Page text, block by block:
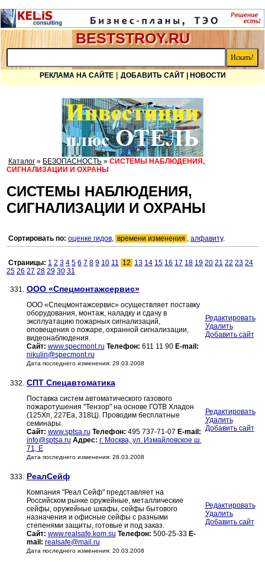
BESTSTROY.RU
РЕКЛАМА НА САЙТЕ| ДОБАВИТЬ САЙТ | НОВОСТИ
Каталог » БЕЗОПАСНОСТЬ » СИСТЕМЫ НАБЛЮДЕНИЯ,
СИГНАЛИЗАЦИИ И ОХРАНЫ
СИСТЕМЫ НАБЛЮДЕНИЯ,
СИГНАЛИЗАЦИИ И ОХРАНЫ
Сортировать по: оценке гидов, времени изменения , алфавиту.
Страницы: 1 2 3 4 5 6 7 8 9 10 11 12 13 14 15 16 17 18 19 20 21 22 23 24
25 26 27 28 29 30 31
331. ООО «Спецмонтажсервис»
ООО «Спецмонтажсервис» осуществляет поставку
оборудования, монтаж, наладку и сдачу в
эксплуатацию пожарных сигнализаций,
оповещения о пожаре, охранной сигнализации,
видеонаблюдения.
Сайт: www.specmont.ru Телефон: 611 11 90 E-mail:
nikulin@specmont.ru
Дата последнего изменения: 28.03.2008
Редактировать
Удалить
Добавить сайт
332. СПТ Спецавтоматика
Поставка систем автоматического газового
пожаротушения "Тензор" на основе ГОТВ Хладон
(125Хп, 227Еа, 318Ц). Проводим бесплатные
семинары.
Сайт: www.sptsa.ru Телефон: 495 737-71-07 E-mail:
info@sptsa.ru Адрес: г. Москва, ул. Измайловское ш.
71, Е
Дата последнего изменения: 28.03.2008
Редактировать
Удалить
Добавить сайт
333. РеалСейф
Компания "Реал Сейф" представляет на
Российском рынке оружейные, металлические
сейфы, оружейные шкафы, сейфы бытового
назначения и офисные сейфы с разными
степенями защиты, готовые и под заказ.
Сайт: www.realsafe.kom.su Телефон: 500-25-33 E-
mail: realsafe@mail.ru
Дата последнего изменения: 20.03.2008
Редактировать
Удалить
Добавить сайт